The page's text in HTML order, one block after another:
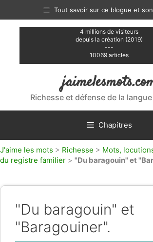
contenu
Tout savoir sur ce blogue et
4 millions de visiteurs
depuis la création (2019)
---
10069 articles
Richesse et défense de la
Chapitres
J'aime les mots > Richesse > Mots,
du registre familier > "Du baragouin" et
"Du baragouin" et
"Baragouiner".